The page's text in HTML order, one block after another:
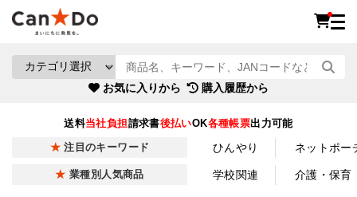
お気に入りから 購入履歴から
送料当社負担請求書後払いOK各種帳票出力可能
注目のキーワード ひんやり ネットポー
業種別人気商品 学校関連 介護・保育